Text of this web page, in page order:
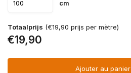
cm
Totaalprijs (€19,90 prijs per mètre)
€19,90
Ajouter au panier